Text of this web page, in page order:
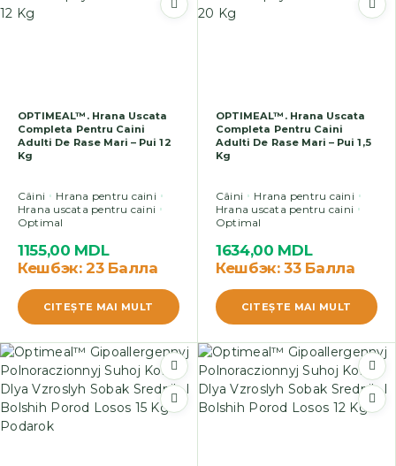
OPTIMEAL™. Hrana Uscata
Completa Pentru Caini
Adulti De Rase Mari – Pui 12
Kg
Câini
Hrana pentru caini
Hrana uscata pentru caini
Optimal
1155,00 MDL
Кешбэк:23 Балла
CITEŞTE MAI MULT
OPTIMEAL™. Hrana Uscata
Completa Pentru Caini
Adulti De Rase Mari – Pui 1,5
Kg
Câini
Hrana pentru caini
Hrana uscata pentru caini
Optimal
1634,00 MDL
Кешбэк:33 Балла
CITEŞTE MAI MULT